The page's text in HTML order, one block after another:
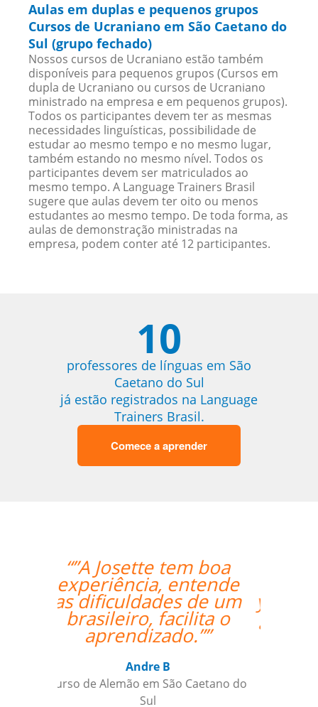
Aulas em duplas e pequenos grupos
Cursos de Ucraniano em São Caetano do
Sul (grupo fechado)
Nossos cursos de Ucraniano estão também
disponíveis para pequenos grupos (Cursos em
dupla de Ucraniano ou cursos de Ucraniano
ministrado na empresa e em pequenos grupos).
Todos os participantes devem ter as mesmas
necessidades linguísticas, possibilidade de
estudar ao mesmo tempo e no mesmo lugar,
também estando no mesmo nível. Todos os
participantes devem ser matriculados ao
mesmo tempo. A Language Trainers Brasil
sugere que aulas devem ter oito ou menos
estudantes ao mesmo tempo. De toda forma, as
aulas de demonstração ministradas na
empresa, podem conter até 12 participantes.
10
professores de línguas em São
Caetano do Sul
já estão registrados na Language
Trainers Brasil.
Comece a aprender
“”My Portuguese is
getting better with
your support. Cris is a
great teacher for me;
his teaching is very
clear and simple for
me to understand.””
Maxx Okuyama